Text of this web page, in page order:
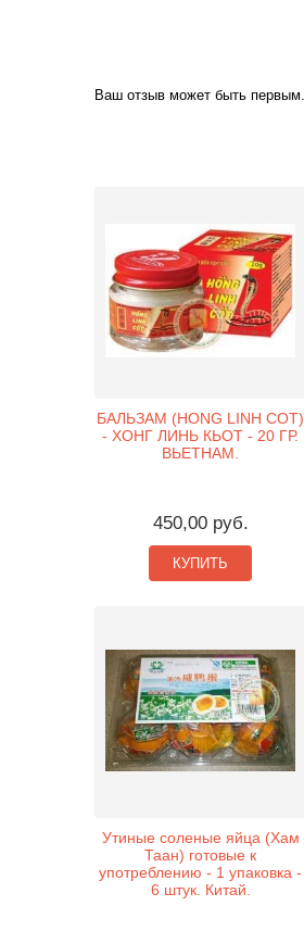
Ваш отзыв может быть первым.
БАЛЬЗАМ (HONG LINH COT)
- ХОНГ ЛИНЬ КЬОТ - 20 ГР.
ВЬЕТНАМ.
450,00 руб.
КУПИТЬ
Утиные соленые яйца (Хам
Таан) готовые к
употреблению - 1 упаковка -
6 штук. Китай.